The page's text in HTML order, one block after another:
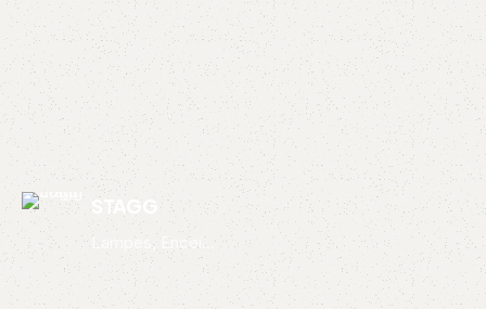
STAGG
Lampes, Encei...